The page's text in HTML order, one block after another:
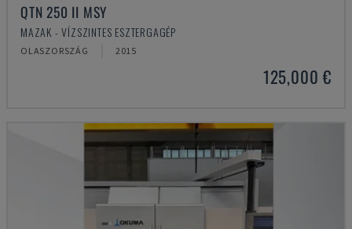
QTN 250 II MSY
MAZAK - VÍZSZINTES ESZTERGAGÉP
OLASZORSZÁG 2015
125,000 €